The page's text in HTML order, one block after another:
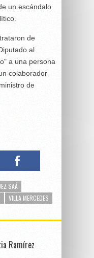
un escándalo
de
al
a una persona
colaborador
de
SAÁ
VILLA MERCEDES
Ramírez